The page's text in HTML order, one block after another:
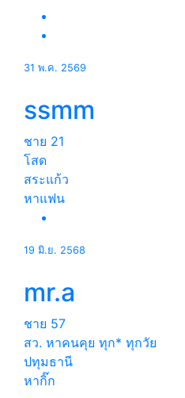
31 พ.ค. 2569
ssmm
ชาย 21
โสด
สระแก้ว
หาแฟน
19 มิ.ย. 2568
mr.a
ชาย 57
สว. หาคนคุย ทุก* ทุกวัย
ปทุมธานี
หากิ๊ก